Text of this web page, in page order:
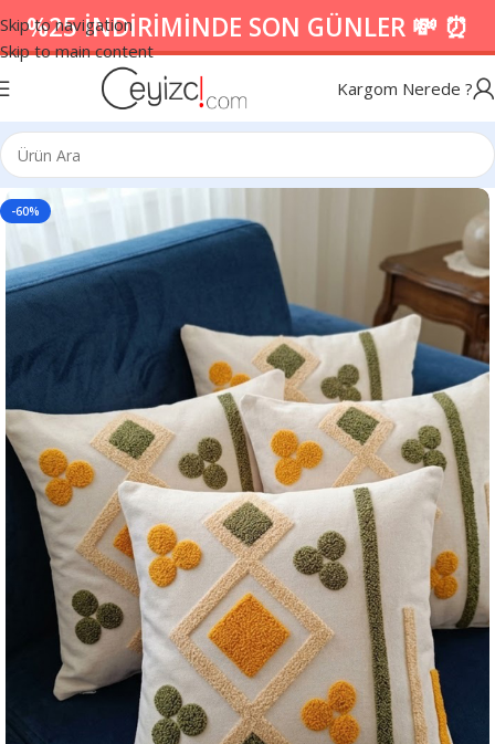
Skip to navigation
Skip to main content
%25 İNDİRİMİNDE SON GÜNLER 💸 ⏰
Kargom Nerede ?
-60%